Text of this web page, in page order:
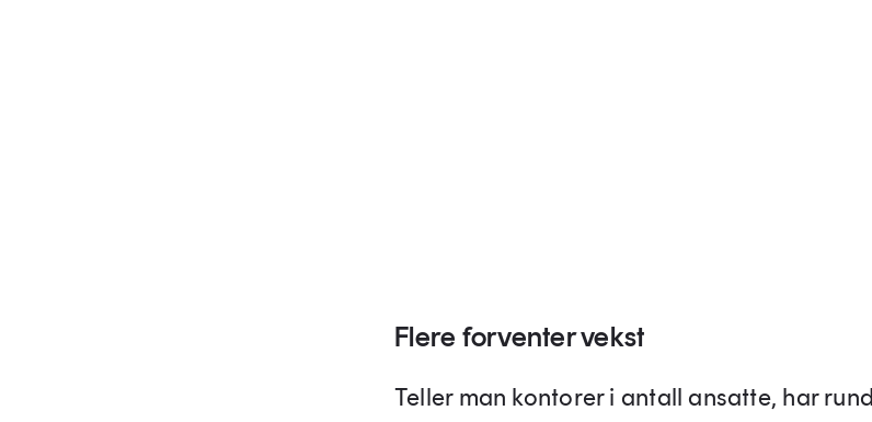
Flere forventer vekst
Teller man kontorer i antall ansatte, har